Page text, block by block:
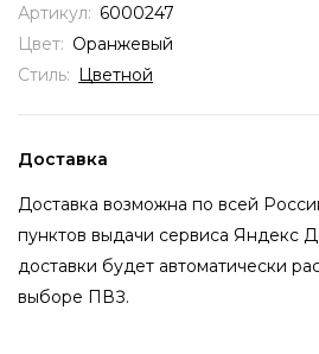
Артикул: 6000247
Цвет: Оранжевый
Стиль: Цветной
Доставка
Доставка возможна по всей
пунктов выдачи сервиса Яндекс
доставки будет автоматически
выборе ПВЗ.